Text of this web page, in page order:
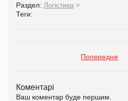
Раздел: Логістика >
Теги:
Попередня
Коментарі
Ваш коментар буде першим.